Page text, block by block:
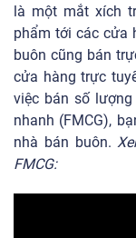
là một mắt xích
phẩm tới các cửa
buôn cũng bán
cửa hàng trực
việc bán số
nhanh (FMCG),
nhà bán buôn.
FMCG: